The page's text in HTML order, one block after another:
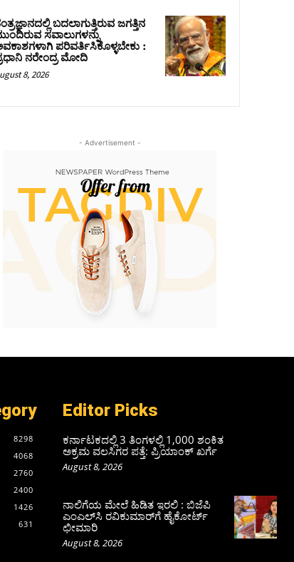
ಬದಲಾಗುತ್ತಿರುವ ಜಗತ್ತಿನ
ಸವಾಲುಗಳನ್ನು
ಪರಿವರ್ತಿಸಿಕೊಳ್ಳಬೇಕು :
ನರೇಂದ್ರ ಮೋದಿ
8, 2026
- Advertisement -
8298
4068
2760
2400
1426
631
Editor Picks
ಕರ್ನಾಟಕದಲ್ಲಿ 3 ತಿಂಗಳಲ್ಲಿ 1,000 ಶಂಕಿತ
ಅಕ್ರಮ ವಲಸಿಗರ ಪತ್ತೆ: ಪ್ರಿಯಾಂಕ್‌ ಖರ್ಗೆ
August 8, 2026
ನಾಲಿಗೆಯ ಮೇಲೆ ಹಿಡಿತ ಇರಲಿ : ಬಿಜೆಪಿ
ಎಂಎಲ್‌ಸಿ ರವಿಕುಮಾರ್‌ಗೆ ಹೈಕೋರ್ಟ್
ಛೀಮಾರಿ
August 8, 2026